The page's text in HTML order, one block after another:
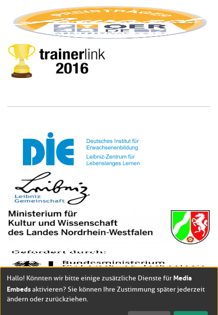
Hallo! Könnten wir bitte einige zusätzliche Dienste für Media
Embedsaktivieren? Sie können Ihre Zustimmung später jederzeit
ändern oder zurückziehen.